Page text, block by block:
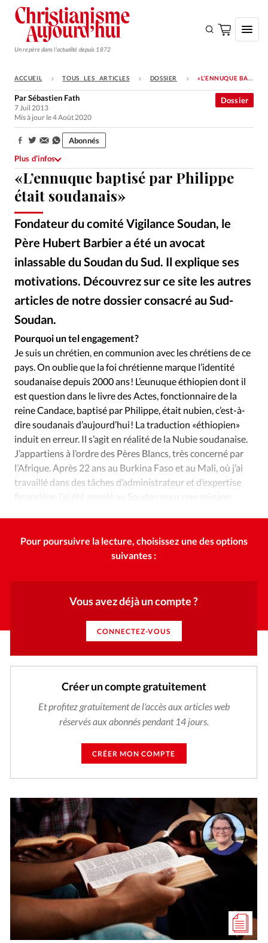
Un repère dans l'actualité depuis 1872
S'ABONNER
Monde
Opinions
Tous les articles
Faire un don
Emploi
Se connecter
Édition: Internationale
RUBRIQUES
Tous les articles
Actualité internationale
Chronique
Dossier
Eglises Foi Génération réveil
Monde
Opinions
Publireportage
Relations Aujourd'hui
Société
Tour du monde des Eglises
Trait d'Ixène
Vécu
Vie Intérieure
ACCUEIL TOUS LES ARTICLES DOSSIER «L’ENNUQUE BAPTISÉ PAR PHILIPPE ÉTAIT SOUDANAIS»
«L’ennuque baptisé par Philippe
était soudanais»
Fondateur du comité Vigilance Soudan, le
Père Hubert Barbier a été un avocat
inlassable du Soudan du Sud. Il explique ses
motivations. Découvrez sur ce site les autres
articles de notre dossier consacré au Sud-
Soudan.
Dossier
ParSébastien Fath
7 Juil 2013
Mis à jour le 4 Août 2020
Partager:
Abonnés
Plus d’infos
Pourquoi un tel engagement ?
Je suis un chrétien, en communion avec les chrétiens de ce
pays. On oublie que la foi chrétienne marque l’identité
soudanaise depuis 2000 ans ! L’eunuque éthiopien dont il
est question dans le livre des Actes, fonctionnaire de la
reine Candace, baptisé par Philippe, était nubien, c’est-à-
dire soudanais d’aujourd’hui ! La traduction «éthiopien»
induit en erreur. Il s’agit en réalité de la Nubie soudanaise.
J’appartiens à l’ordre des Pères Blancs, très concerné par
l’Afrique. Après 22 ans au Burkina Faso et au Mali, où j’ai
travaillé dans des tâches d’administrateur et d’expertise
financière, j’ai été appelé au Soudan pour une mission
Pour poursuivre la lecture, choisissez une des options
suivantes :
Vous avez déjà un compte ?
CONNECTEZ-VOUS
Créer un compte gratuitement
Et profitez gratuitement de l'accès aux articles web
réservés aux abonnés pendant 14 jours.
CRÉER MON COMPTE